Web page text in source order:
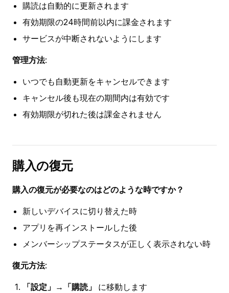
購読は自動的に更新されます
有効期限の24時間前以内に課金されます
サービスが中断されないようにします
管理方法:
いつでも自動更新をキャンセルできます
キャンセル後も現在の期間内は有効です
有効期限が切れた後は課金されません
購入の復元
購入の復元が必要なのはどのような時ですか？
新しいデバイスに切り替えた時
アプリを再インストールした後
メンバーシップステータスが正しく表示されない時
復元方法:
「設定」→「購読」
に移動します